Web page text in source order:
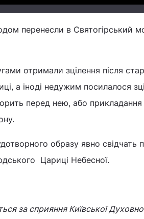
перенесли в Святогірський
отримали зцілення після
а іноді недужим посилалося
перед нею, або прикладання
образу явно свідчать
Цариці Небесної.
за сприяння Київської